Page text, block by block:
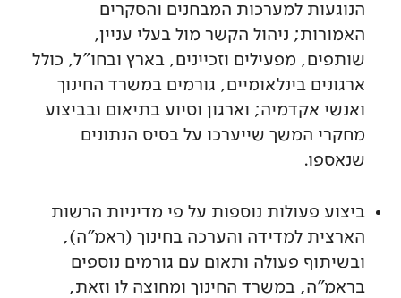
הנוגעות למערכות המבחנים והסקרים
האמורות; ניהול הקשר מול בעלי עניין,
שותפים, מפעילים וזכיינים, בארץ ובחו"ל, כולל
ארגונים בינלאומיים, גורמים במשרד החינוך
ואנשי אקדמיה; וארגון וסיוע בתיאום ובביצוע
מחקרי המשך שייערכו על בסיס הנתונים
שנאספו.
ביצוע פעולות נוספות על פי מדיניות הרשות
הארצית למדידה והערכה בחינוך (ראמ"ה),
ובשיתוף פעולה ותאום עם גורמים נוספים
בראמ"ה, במשרד החינוך ומחוצה לו וזאת,